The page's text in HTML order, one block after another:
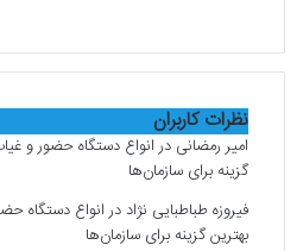
نظرات کاربران
امیر رمضانی درانواع دستگاه حضور و
گزینه برای سازمان‌ها
فیروزه طباطبایی نژاد درانواع دستگاه
بهترین گزینه برای سازمان‌ها